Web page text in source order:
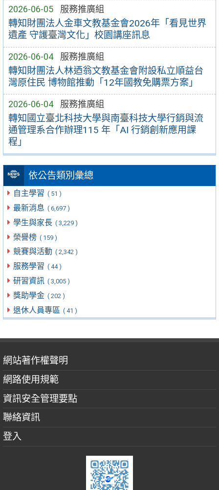
2026-06-05 服務推廣組
轉知財團法人金車文教基金會2026年「看見世界
遺產 守護臺灣文化」校園講座訊息
2026-06-04 服務推廣組
轉知財團法人林迺翁文教基金會附設私立順益台
灣原住民 博物館推動「12年國教免購票方案」
2026-06-04 服務推廣組
轉知國立臺北科技大學與南臺科技大學行銷與流
通管理系合作辦理115 年「AI 行銷創新應用課
程」
依公告類別彙總
自主學習 ( 51 )
最新消息 ( 6,697 )
學生與家長 ( 3,229 )
榮譽榜 ( 159 )
競賽與活動 ( 2,342 )
服務學習 ( 44 )
研習資訊 ( 3,005 )
獎助學金 ( 202 )
退休人員專區 ( 41 )
網站著作權聲明
網路使用規範
資訊安全管理要點
聯絡資訊
登入